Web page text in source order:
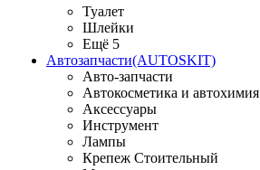
Туалет
Шлейки
Ещё 5
Автозапчасти(AUTOSKIT)
Авто-запчасти
Автокосметика и автохимия
Аксессуары
Инструмент
Лампы
Крепеж Стоительный